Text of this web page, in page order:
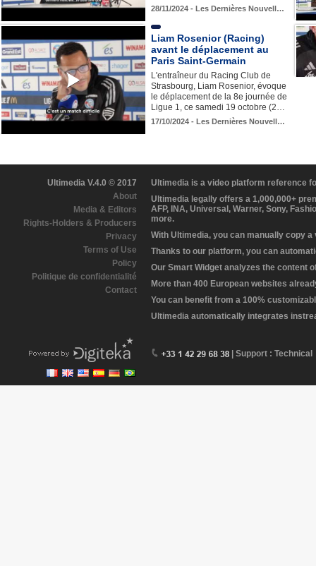
28/11/2024 - Les Dernières Nouvell…
Liam Rosenior (Racing)
avant le déplacement au
Paris Saint-Germain
L'entraîneur du Racing Club de
Strasbourg, Liam Rosenior, évoque
le déplacement de la 8e journée de
Ligue 1, ce samedi 19 octobre (2…
17/10/2024 - Les Dernières Nouvell…
Ultimedia V.4.0 © 2017
About
Media & Editors
Rights-Holders & Producers
Privacy
Terms of Use
Policy
Politique de confidentialité
Contact
Ultimedia is a video platform reference
Ultimedia legally offers a 1,000,000+
AFP, INA, Universal, Warner, Sony,
more.
With Ultimedia, you can manually copy
Thanks to our platform, you can
Our Smart Widget analyzes the content
More than 400 European websites
You can benefit from a 100%
Ultimedia automatically integrates
| Support : Technical